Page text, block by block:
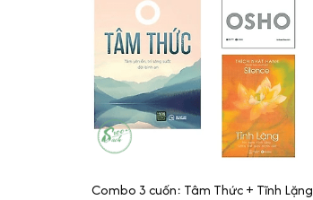
Combo 3 cuốn: Tâm Thức + Tĩnh Lặng